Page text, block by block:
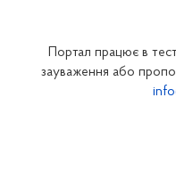
Закарпатське відділення
Запорізьке відділення
Портал працює в
зауваження або